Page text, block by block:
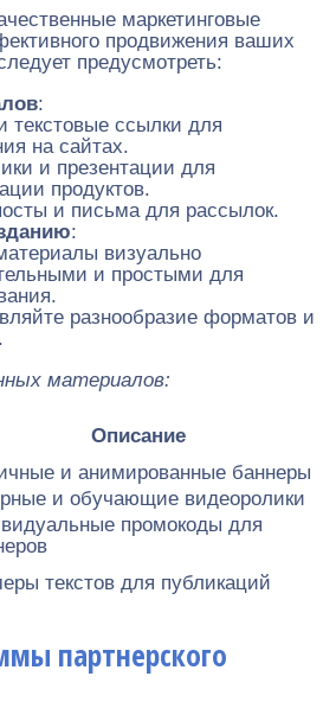
маркетинговые
продвижения ваших
предусмотреть:
:
текстовые ссылки для
на сайтах.
и презентации для
продуктов.
и письма для рассылок.
:
визуально
и простыми для
разнообразие форматов и
материалов:
Описание
и анимированные баннеры
и обучающие видеоролики
промокоды для
текстов для публикаций
партнерского